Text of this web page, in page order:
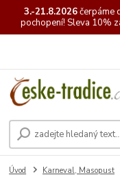
3.-21.8.2026čerpáme
pochopení! Sleva 10%
Úvod Karneval, Masopust